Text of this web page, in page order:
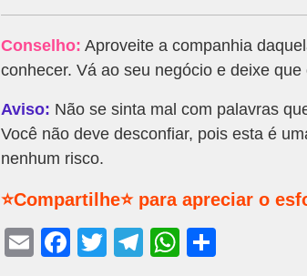
Conselho: Aproveite a companhia
conhecer. Vá ao seu negócio e deixe
Aviso: Não se sinta mal com palavras
Você não deve desconfiar, pois esta é
nenhum risco.
⭐Compartilhe⭐ para apreciar o
E
F
T
T
W